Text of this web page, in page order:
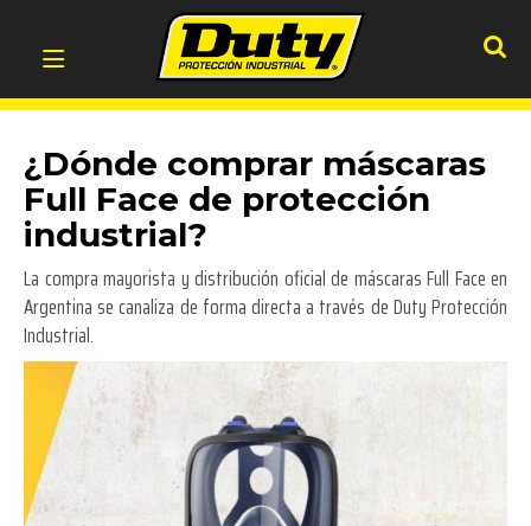
¿Dónde comprar máscaras
Full Face de protección
industrial?
La compra mayorista y distribución oficial de máscaras Full Face en
Argentina se canaliza de forma directa a través de Duty Protección
Industrial.